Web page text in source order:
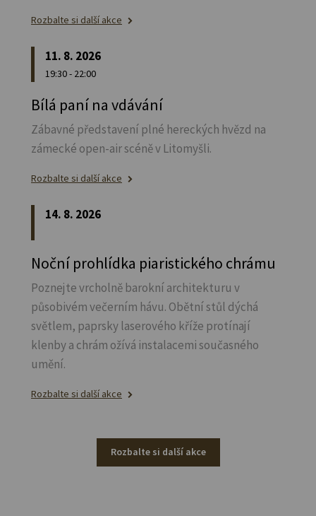
Rozbalte si další akce
11. 8. 2026
19:30 - 22:00
Bílá paní na vdávání
Zábavné představení plné hereckých hvězd na
zámecké open-air scéně v Litomyšli.
Rozbalte si další akce
14. 8. 2026
Noční prohlídka piaristického chrámu
Poznejte vrcholně barokní architekturu v
působivém večerním hávu. Obětní stůl dýchá
světlem, paprsky laserového kříže protínají
klenby a chrám ožívá instalacemi současného
umění.
Rozbalte si další akce
Rozbalte si další akce